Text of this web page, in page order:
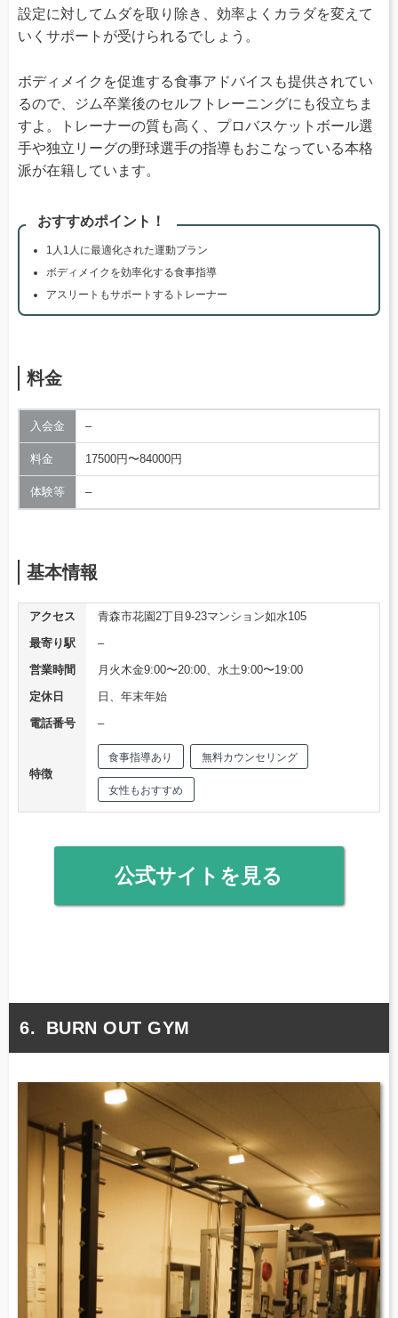
設定に対してムダを取り除き、効率よくカラダを変えて
いくサポートが受けられるでしょう。
ボディメイクを促進する食事アドバイスも提供されてい
るので、ジム卒業後のセルフトレーニングにも役立ちま
すよ。トレーナーの質も高く、プロバスケットボール選
手や独立リーグの野球選手の指導もおこなっている本格
派が在籍しています。
おすすめポイント！
1人1人に最適化された運動プラン
ボディメイクを効率化する食事指導
アスリートもサポートするトレーナー
料金
入会金 –
料金 17500円〜84000円
体験等 –
基本情報
アクセス
青森市花園2丁目9-23マンション如水105
最寄り駅
–
営業時間
月火木金9:00〜20:00、水土9:00〜19:00
定休日
日、年末年始
電話番号
–
特徴
食事指導あり 無料カウンセリング
女性もおすすめ
公式サイトを見る
BURN OUT GYM